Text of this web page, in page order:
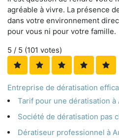
agréable à vivre. La présence
dans votre environnement
pour vous ni pour votre famille.
5 / 5 (101 votes)
Entreprise de dératisation
Tarif pour une dératisation à
Société de dératisation pas
Dératiseur professionnel à